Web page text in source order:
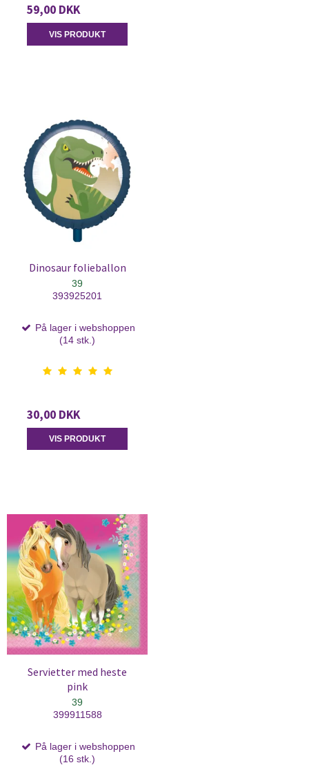
59,00 DKK
VIS PRODUKT
Dinosaur folieballon
39
393925201
På lager i webshoppen
(14 stk.)
30,00 DKK
VIS PRODUKT
Servietter med heste
pink
39
399911588
På lager i webshoppen
(16 stk.)